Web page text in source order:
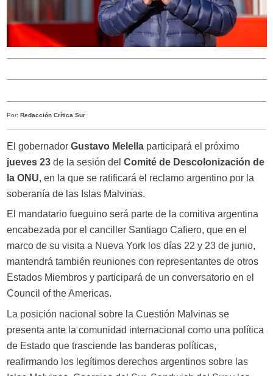
Por: Redacción Crítica Sur
El gobernadorGustavo Melellaparticipará el próximo
jueves 23 de la sesión del Comité de Descolonización de
la ONU, en la que se ratificará el reclamo argentino por la
soberanía de las Islas Malvinas.
El mandatario fueguino será parte de la comitiva argentina
encabezada por el canciller Santiago Cafiero, que en el
marco de su visita a Nueva York los días 22 y 23 de junio,
mantendrá también reuniones con representantes de otros
Estados Miembros y participará de un conversatorio en el
Council of the Americas.
La posición nacional sobre la Cuestión Malvinas se
presenta ante la comunidad internacional como una política
de Estado que trasciende las banderas políticas,
reafirmando los legítimos derechos argentinos sobre las